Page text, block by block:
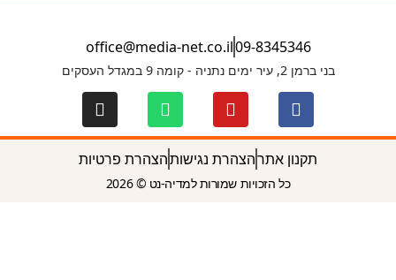
09-8345346
office@media-net.co.il
בני ברמן 2, עיר ימים נתניה - קומה 9 במגדל העסקים
תקנון אתרהצהרת נגישותהצהרת פרטיות
כל הזכויות שמורות למדיה-נט © 2026